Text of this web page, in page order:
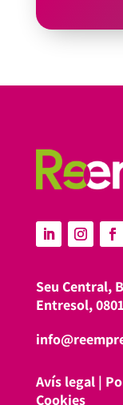
Seu Central,
Entresol,
Avís legal|
Cookies